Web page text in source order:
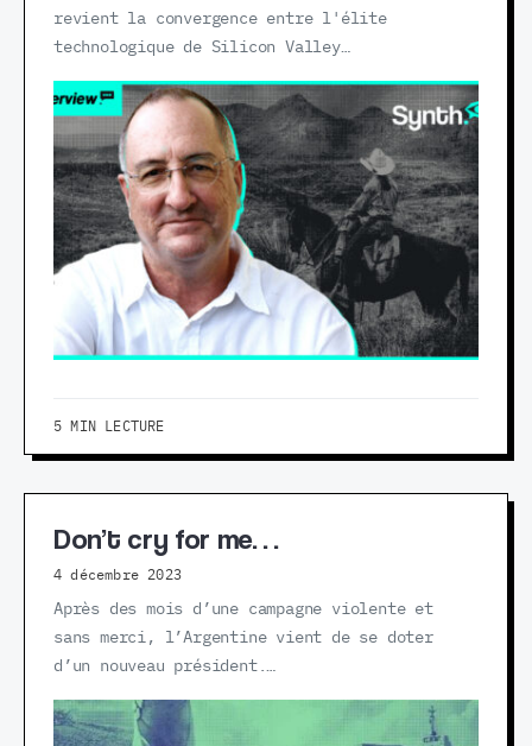
revient la convergence entre l'élite
technologique de Silicon Valley…
5 MIN LECTURE
Don’t cry for me…
4 décembre 2023
Après des mois d’une campagne violente et
sans merci, l’Argentine vient de se doter
d’un nouveau président.…